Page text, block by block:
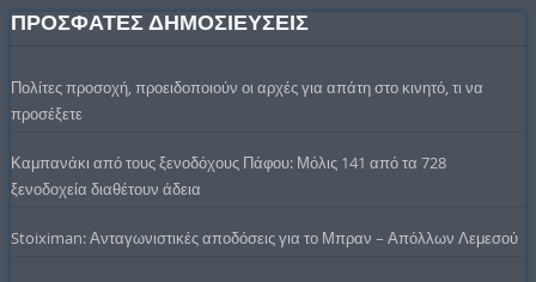
ΠΡΟΣΦΑΤΕΣ ΔΗΜΟΣΙΕΥΣΕΙΣ
Πολίτες προσοχή, προειδοποιούν οι αρχές για απάτη στο κινητό, τι να
προσέξετε
Καμπανάκι από τους ξενοδόχους Πάφου: Μόλις 141 από τα 728
ξενοδοχεία διαθέτουν άδεια
Stoiximan: Ανταγωνιστικές αποδόσεις για το Μπραν – Απόλλων Λεμεσού